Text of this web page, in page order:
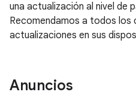
una actualización al nivel de
Recomendamos a todos
actualizaciones en sus
Anuncios